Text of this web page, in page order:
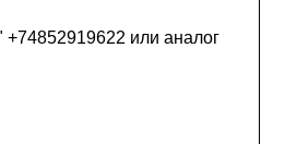
или аналог